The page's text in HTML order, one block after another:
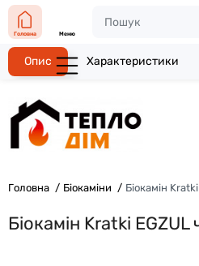
Головна Меню
Головна Біокаміни Біокамін
Біокамін Kratki EGZUL
Опис Характеристики